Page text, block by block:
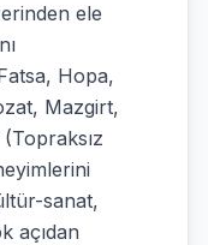
ele
Hopa,
Mazgirt,
sanat,
açıdan